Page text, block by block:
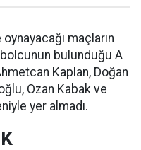
maçların
bulunduğu A
Kaplan, Doğan
Ozan Kabak ve
yer almadı.